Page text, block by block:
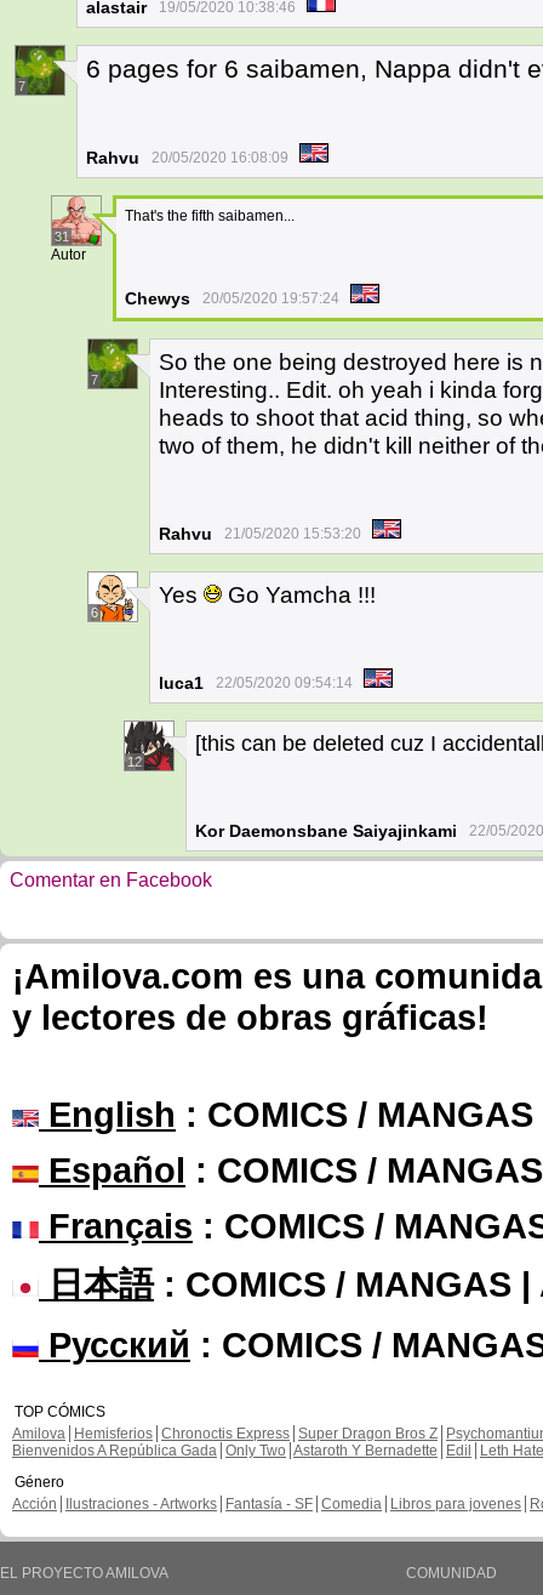
alastair 19/05/2020 10:38:46
7
6 pages for 6 saibamen, Nappa didn't
Rahvu 20/05/2020 16:08:09
31
Autor
That's the fifth saibamen...
Chewys 20/05/2020 19:57:24
7
So the one being destroyed here is
Interesting.. Edit. oh yeah i kinda
heads to shoot that acid thing, so
two of them, he didn't kill neither of
Rahvu 21/05/2020 15:53:20
6
Yes Go Yamcha !!!
luca1 22/05/2020 09:54:14
12
[this can be deleted cuz I
Kor Daemonsbane Saiyajinkami 22/05/
Comentar en Facebook
¡Amilova.com es una
y lectores de obras gráficas!
English : COMICS /
Español : COMICS /
Français : COMICS /
日本語: COMICS / MANGAS |
Русский : COMICS /
TOP CÓMICS
Amilova
Hemisferios Chronoctis Express Super Dragon Bros Z
Bienvenidos A República Gada Only Two Astaroth Y Bernadette Edil
Leth Hate
Género
Acción
Ilustraciones - Artworks Fantasía - SF Comedia Libros para jovenes
EL PROYECTO AMILOVA
COMUNIDAD